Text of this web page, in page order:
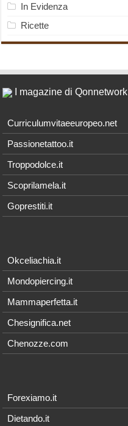
In Evidenza
Ricette
I magazine di Qonnetwork
Curriculumvitaeeuropeo.net
Passionetattoo.it
Troppodolce.it
Scoprilamela.it
Goprestiti.it
Okceliachia.it
Mondopiercing.it
Mammaperfetta.it
Chesignifica.net
Chenozze.com
Forexiamo.it
Dietando.it